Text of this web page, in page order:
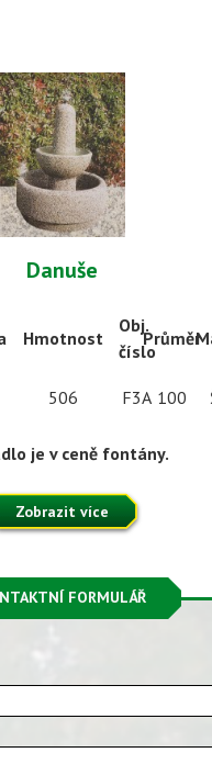
Danuše
Hmotnost Průměr
506 100
je v ceně fontány.
Zobrazit více
Obj.
číslo
F3A
FORMULÁŘ